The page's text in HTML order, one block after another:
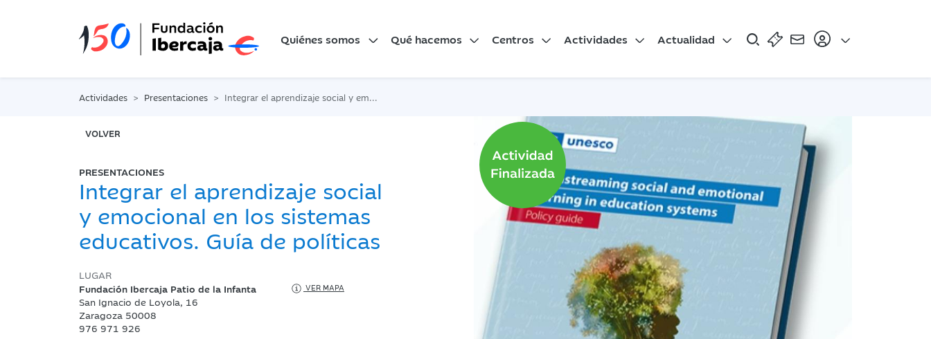
Quiénes somos Qué hacemos Centros Actividades Actualidad
Actividades Presentaciones Integrar el aprendizaje social y emocional en los sistemas educativos. Guía de políticas
VOLVER
PRESENTACIONES
Integrar el aprendizaje social
y emocional en los sistemas
educativos. Guía de políticas
LUGAR
Fundación Ibercaja Patio de la Infanta
VER MAPA
San Ignacio de Loyola, 16
Zaragoza 50008
976 971 926